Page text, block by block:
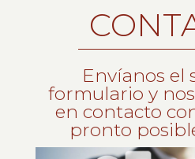
Envíanos el
formulario y
en contacto
pronto